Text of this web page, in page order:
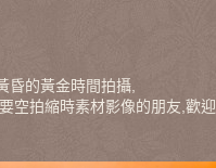
昏的黃金時間拍攝,
空拍縮時素材影像的朋友,歡迎